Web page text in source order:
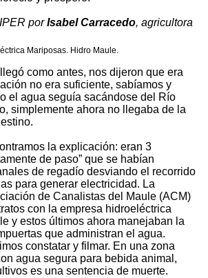
porIsabel Carracedo, agricultora
Mariposas. Hidro Maule.
como antes, nos dijeron que era
no era suficiente, sabíamos y
el agua seguía sacándose del Río
simplemente ahora no llegaba de la
la explicación: eran 3
de paso” que se habían
de regadío desviando el recorrido
para generar electricidad. La
de Canalistas del Maule (ACM)
con la empresa hidroeléctrica
y estos últimos ahora manejaban la
que administran el agua.
constatar y filmar. En una zona
agua segura para bebida animal,
es una sentencia de muerte.